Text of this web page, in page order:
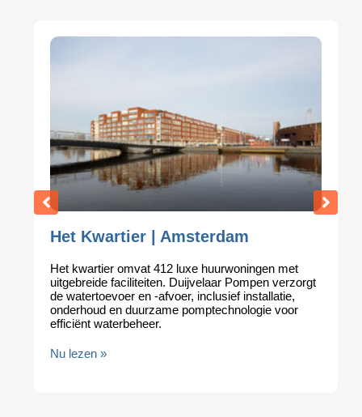
Het Kwartier | Amsterdam
Het kwartier omvat 412 luxe huurwoningen met
uitgebreide faciliteiten. Duijvelaar Pompen verzorgt
de watertoevoer en -afvoer, inclusief installatie,
onderhoud en duurzame pomptechnologie voor
efficiënt waterbeheer.
Nu lezen »